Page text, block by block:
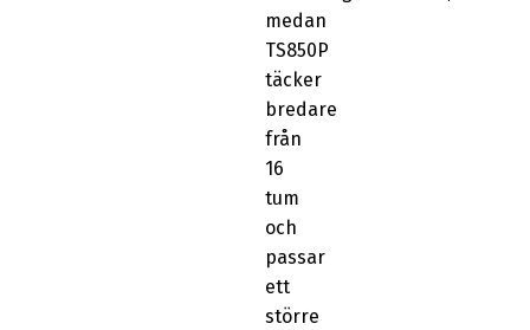
medan
TS850P
täcker
bredare
från
16
tum
och
passar
ett
större